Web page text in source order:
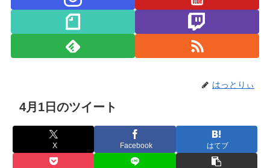
はっとりぃ
4月1日のツイート
X Facebook はてブ